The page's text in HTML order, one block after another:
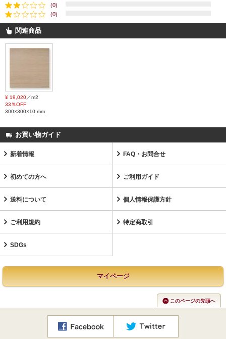
(0)
(0)
関連商品
¥ 19,020／m2
33％OFF
300×300×10 mm
お買い物ガイド
新着情報 FAQ・お問合せ
初めての方へ ご利用ガイド
送料について 個人情報保護方針
ご利用規約 特定商取引
SDGs
マイページ
このページの先頭へ